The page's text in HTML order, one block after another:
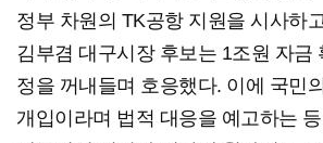
정부 차원의 TK공항 지원을 시사하
김부겸 대구시장 후보는 1조원 자금
정을 꺼내들며 호응했다. 이에 국민
개입이라며 법적 대응을 예고하는